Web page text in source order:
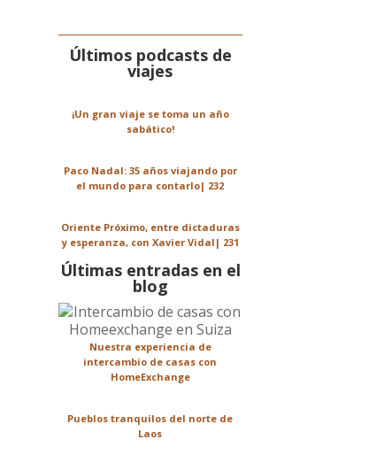
Últimos podcasts de
viajes
¡Un gran viaje se toma un año
sabático!
Paco Nadal: 35 años viajando por
el mundo para contarlo| 232
Oriente Próximo, entre dictaduras
y esperanza, con Xavier Vidal| 231
Últimas entradas en el
blog
Nuestra experiencia de
intercambio de casas con
HomeExchange
Pueblos tranquilos del norte de
Laos